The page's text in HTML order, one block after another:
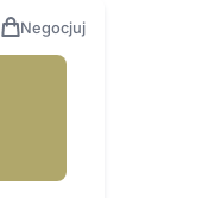
Negocjuj